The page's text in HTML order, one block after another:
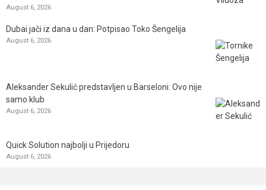
August 6, 2026
Dubai jači iz dana u dan: Potpisao Toko Šengelija
August 6, 2026
Aleksander Sekulić predstavljen u Barseloni: Ovo nije
samo klub
August 6, 2026
Quick Solution najbolji u Prijedoru
August 6, 2026